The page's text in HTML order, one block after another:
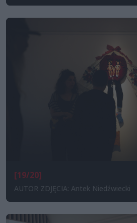
[19/20]
AUTOR ZDJĘCIA: Antek Niedźwiecki